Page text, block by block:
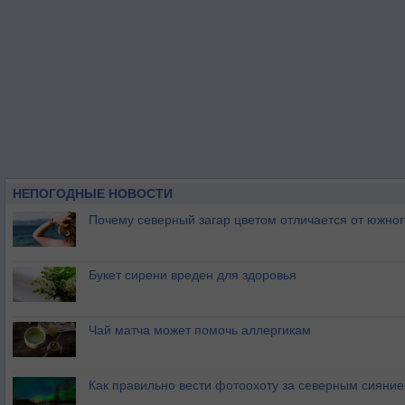
НЕПОГОДНЫЕ НОВОСТИ
Почему северный загар цветом отличается от
Букет сирени вреден для здоровья
Чай матча может помочь аллергикам
Как правильно вести фотоохоту за северным